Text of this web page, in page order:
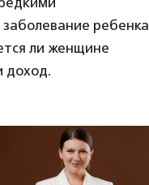
заболевание ребенка
ли женщине
доход.